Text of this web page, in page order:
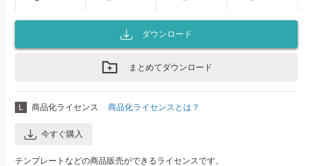
ダウンロード
まとめてダウンロード
L 商品化ライセンス 商品化ライセンスとは？
今すぐ購入
テンプレートなどの商品販売ができるライセンスです。